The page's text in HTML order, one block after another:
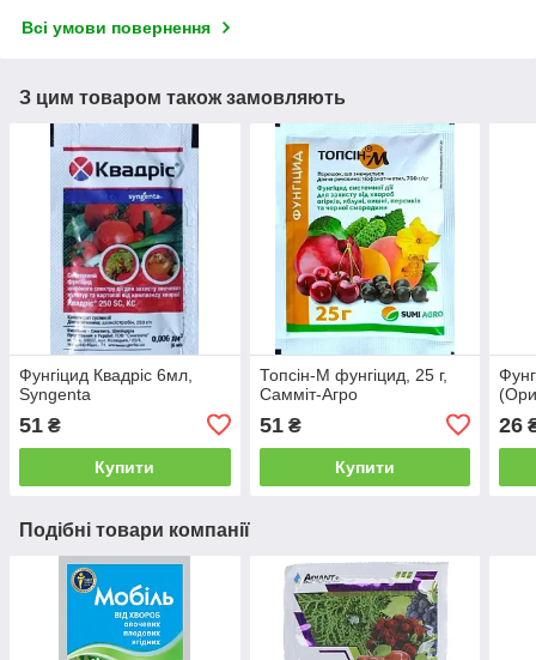
Всі умови повернення
З цим товаром також замовляють
Фунгіцид Квадріс 6мл,
Syngenta
51 ₴
Купити
Топсін-М фунгіцид, 25 г,
Самміт-Агро
51₴
Купити
26
Подібні товари компанії